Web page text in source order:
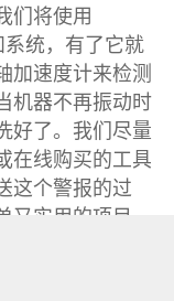
们将使用
统，有了它就
加速度计来检测
机器不再振动时
好了。我们尽量
在线购买的工具
这个警报的过
又实用的项目